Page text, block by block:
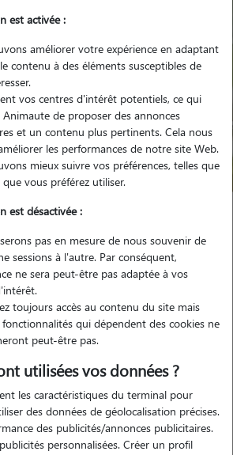
Pour quel animal ?
Trouver mon Pet Sitter
satisfaits pour
leur animal à Port-en-
Huppain
Port-en-
Garde
est activée :
améliorer votre expérience en adaptant
contenu à des éléments susceptibles de
vos centres d'intérêt potentiels, ce qui
de proposer des annonces
et un contenu plus pertinents. Cela nous
les performances de notre site Web.
mieux suivre vos préférences, telles que
que vous préférez utiliser.
est désactivée :
pas en mesure de nous souvenir de
sessions à l'autre. Par conséquent,
ne sera peut-être pas adaptée à vos
toujours accès au contenu du site mais
fonctionnalités qui dépendent des cookies ne
peut-être pas.
utilisées vos données ?
les caractéristiques du terminal pour
des données de géolocalisation précises.
des publicités/annonces publicitaires.
personnalisées. Créer un profil